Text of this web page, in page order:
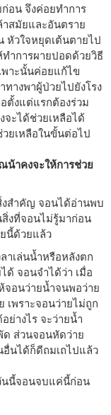
ก่อน จึงค่อยทำการ
สมัยและอันตราย
หัวใจหยุดเต้นตายไป
ำการผายปอดด้วยวิธี
พาะนั้นค่อยแก้ไข
างพาผู้ป่วยไปยังโรง
ตั้งแต่แรกต้องร่วม
จะได้ช่วยเหลือได้
ยเหลือในขั้นต่อไป
าคงจะให้การช่วย
งสำคัญ จอนได้อ่านพบ
สิ่งที่จอนไม่รู้มาก่อน
นี้ด้วยแล้ว
าเล่นน้ำหรือหลังตก
ด้ จอนจำได้ว่า เมื่อ
จอนว่ายน้ำจนพอว่าย
พราะจอนว่ายไม่ถูก
ย่างไร จะว่ายน้ำ
ด ส่วนจอนหัดว่าย
นได้ก็ดีถมเถไปแล้ว
นนี้จอนจบแค่นี้ก่อน